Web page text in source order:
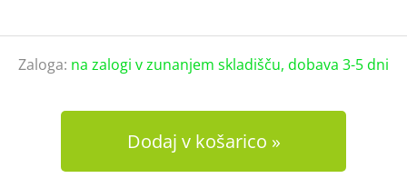
Zaloga: na zalogi v zunanjem skladišču, dobava 3-5 dni
Dodaj v košarico